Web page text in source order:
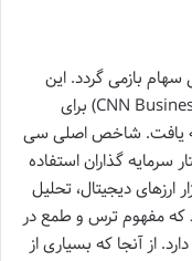
بازمی گردد. این
ایده ابتدا توسط شبکه سی ان ان بیزینس (CNN Business) برای
یافت. شاخص اصلی سی
گذاران استفاده
ارزهای دیجیتال، تحلیل
که مفهوم ترس و طمع در
از آنجا که بسیاری از